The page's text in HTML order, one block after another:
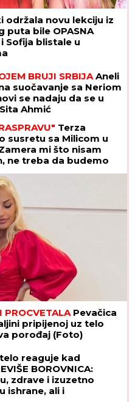
održala novu lekciju iz
puta bile OPASNA
i Sofija blistale u
BRUJI SRBIJAAneli
suočavanje sa Neriom
se nadaju da se u
Ahmić
Terza
susretu sa Milicom u
mi što nisam
ne treba da budemo
PROCVETALAPevačica
pripijenoj uz telo
porođaj (Foto)
reaguje kad
BOROVNICA:
zdrave i izuzetno
ishrane, ali i